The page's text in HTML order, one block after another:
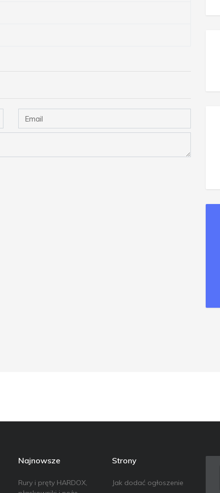
Najnowsze
Rury i pręty HARDOX,
Strony
Jak dodać ogłoszenie